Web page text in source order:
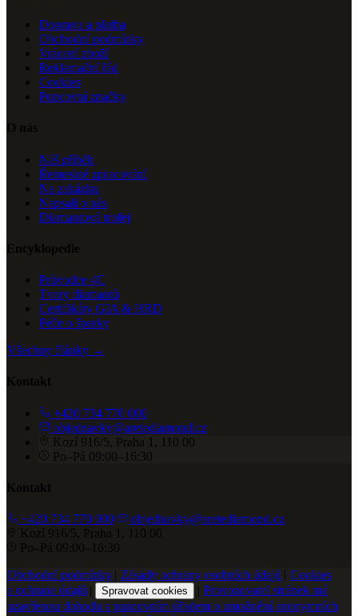
Doprava a platba
Obchodní podmínky
Vrácení zboží
Reklamační řád
Cookies
Puncovní značky
O nás
Náš příběh
Řemeslné zpracování
Na zakázku
Napsali o nás
Diamantová trofej
Encyklopedie
Průvodce 4C
Tvary diamantů
Certifikáty GIA & HRD
Péče o šperky
Všechny články →
Kontakt
+420 734 770 000
objednavky@aretediamond.cz
Kozí 916/5, Praha 1, 110 00
Po–Pá 09:00–16:30
Kontakt
+420 734 770 000
objednavky@aretediamond.cz
Kozí 916/5, Praha 1, 110 00
Po–Pá 09:00–16:30
Obchodní podmínky | Zásady ochrany osobních údajů | Cookies
a ochrana údajů | Spravovat cookies | Provozovatel stránek má
uzavřenou dohodu s puncovním úřadem o umožnění anonymních